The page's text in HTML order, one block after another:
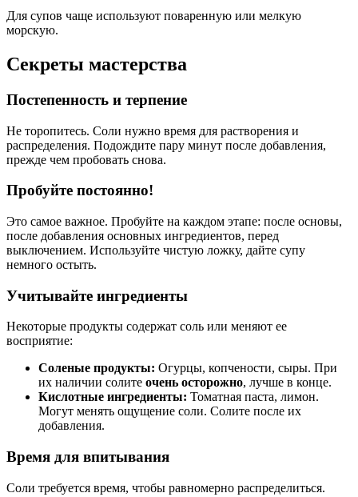
Для супов чаще используют поваренную или мелкую
морскую.
Секреты мастерства
Постепенность и терпение
Не торопитесь. Соли нужно время для растворения и
распределения. Подождите пару минут после добавления,
прежде чем пробовать снова.
Пробуйте постоянно!
Это самое важное. Пробуйте на каждом этапе: после основы,
после добавления основных ингредиентов, перед
выключением. Используйте чистую ложку, дайте супу
немного остыть.
Учитывайте ингредиенты
Некоторые продукты содержат соль или меняют ее
восприятие:
Соленые продукты: Огурцы, копчености, сыры. При
их наличии солите очень осторожно, лучше в конце.
Кислотные ингредиенты: Томатная паста, лимон.
Могут менять ощущение соли. Солите после их
добавления.
Время для впитывания
Соли требуется время, чтобы равномерно распределиться.